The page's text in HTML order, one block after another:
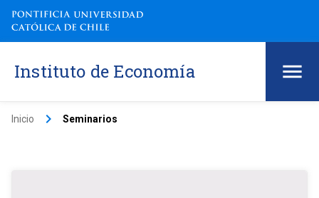
Instituto de Economía
Inicio keyboard_arrow_right Seminarios